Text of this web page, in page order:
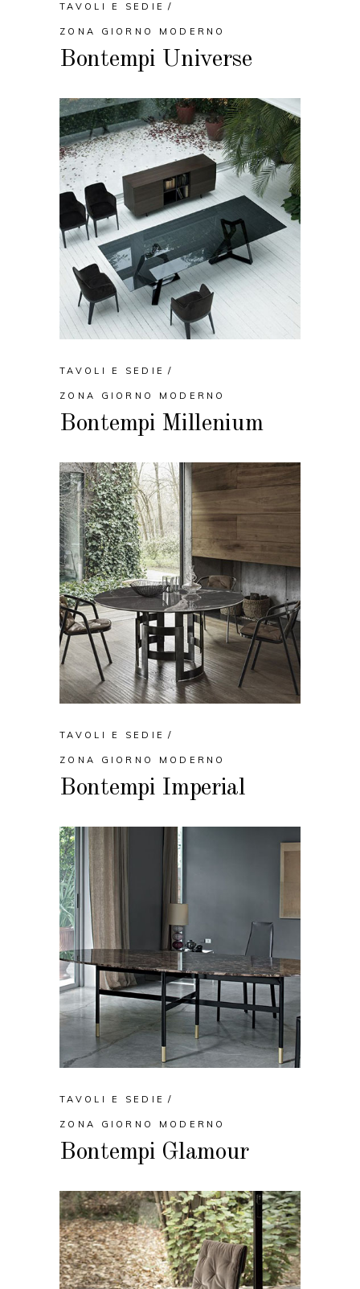
TAVOLI E SEDIE
ZONA GIORNO MODERNO
Bontempi Universe
TAVOLI E SEDIE
ZONA GIORNO MODERNO
Bontempi Millenium
TAVOLI E SEDIE
ZONA GIORNO MODERNO
Bontempi Imperial
TAVOLI E SEDIE
ZONA GIORNO MODERNO
Bontempi Glamour